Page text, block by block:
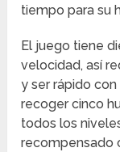
tiempo para su
El juego tiene
velocidad, así
y ser rápido
recoger cinco
todos los
recompensado